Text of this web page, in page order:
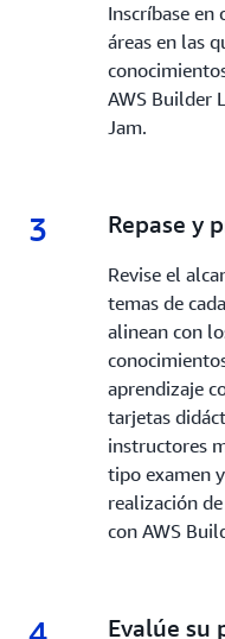
Inscríbase en
áreas en las
AWS Builder
Jam.
3 3.
Repase y
Revise el
temas de
alinean con
aprendizaje
tarjetas
instructores
tipo examen
realización
con AWS
4.
Evalúe su